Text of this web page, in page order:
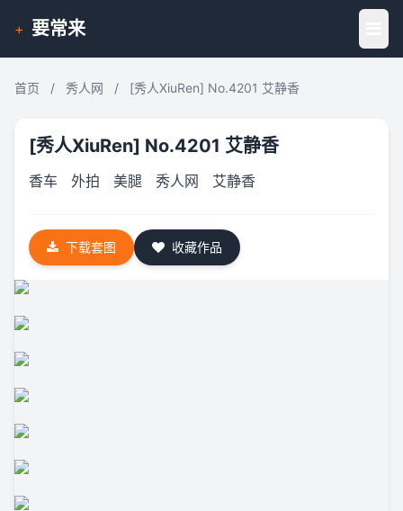
+ 要常来
首页 / 秀人网 / [秀人XiuRen] No.4201 艾静香
[秀人XiuRen] No.4201 艾静香
香车 外拍 美腿 秀人网 艾静香
下载套图 收藏作品